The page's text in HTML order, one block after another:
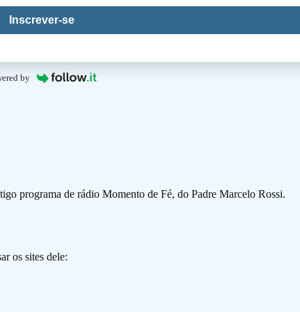
Inscrever-se
by
programa de rádio Momento de Fé, do Padre Marcelo Rossi.
os sites dele: